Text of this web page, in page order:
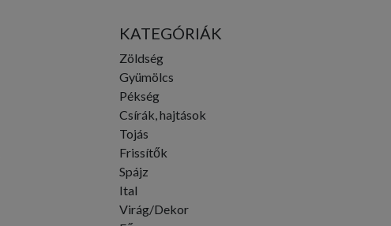
KATEGÓRIÁK
Zöldség
Gyümölcs
Pékség
Csírák, hajtások
Tojás
Frissítők
Spájz
Ital
Virág/Dekor